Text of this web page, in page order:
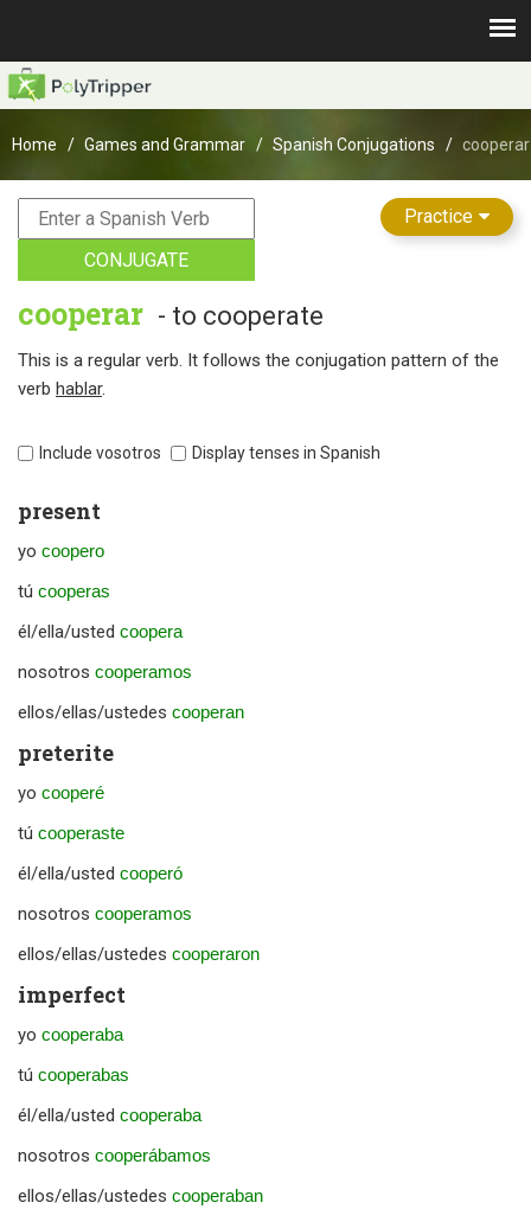
Home Games and Grammar Spanish Conjugations cooperar
Practice
CONJUGATE
cooperar - to cooperate
This is a regular verb. It follows the conjugation pattern of the
verb hablar.
Include vosotros Display tenses in Spanish
present
yo coopero
tú cooperas
él/ella/usted coopera
nosotros cooperamos
ellos/ellas/ustedes cooperan
preterite
yo cooperé
tú cooperaste
él/ella/usted cooperó
nosotros cooperamos
ellos/ellas/ustedes cooperaron
imperfect
yo cooperaba
tú cooperabas
él/ella/usted cooperaba
nosotros cooperábamos
ellos/ellas/ustedes cooperaban